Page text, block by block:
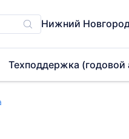
Нижний
Техподдержка (годовой